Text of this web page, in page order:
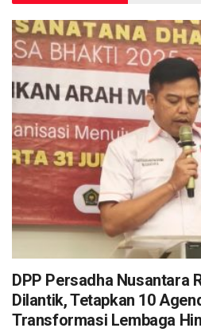
DPP Persadha Nusantara
Dilantik, Tetapkan 10
Transformasi Lembaga